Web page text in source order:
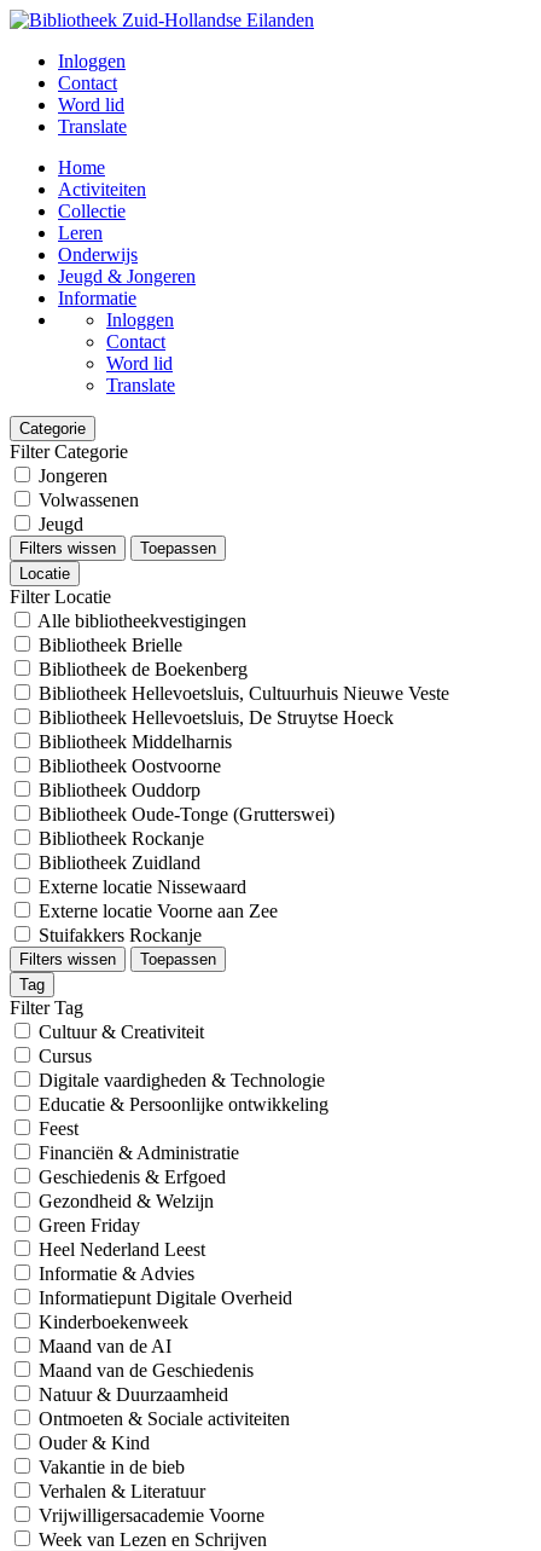
Inloggen
Contact
Word lid
Translate
Home
Activiteiten
Collectie
Leren
Onderwijs
Jeugd & Jongeren
Informatie
Inloggen
Contact
Word lid
Translate
Categorie
Filter Categorie
Jongeren
Volwassenen
Jeugd
Filters wissen
Toepassen
Locatie
Filter Locatie
Alle bibliotheekvestigingen
Bibliotheek Brielle
Bibliotheek de Boekenberg
Bibliotheek Hellevoetsluis, Cultuurhuis Nieuwe Veste
Bibliotheek Hellevoetsluis, De Struytse Hoeck
Bibliotheek Middelharnis
Bibliotheek Oostvoorne
Bibliotheek Ouddorp
Bibliotheek Oude-Tonge (Grutterswei)
Bibliotheek Rockanje
Bibliotheek Zuidland
Externe locatie Nissewaard
Externe locatie Voorne aan Zee
Stuifakkers Rockanje
Filters wissen
Toepassen
Tag
Filter Tag
Cultuur & Creativiteit
Cursus
Digitale vaardigheden & Technologie
Educatie & Persoonlijke ontwikkeling
Feest
Financiën & Administratie
Geschiedenis & Erfgoed
Gezondheid & Welzijn
Green Friday
Heel Nederland Leest
Informatie & Advies
Informatiepunt Digitale Overheid
Kinderboekenweek
Maand van de AI
Maand van de Geschiedenis
Natuur & Duurzaamheid
Ontmoeten & Sociale activiteiten
Ouder & Kind
Vakantie in de bieb
Verhalen & Literatuur
Vrijwilligersacademie Voorne
Week van Lezen en Schrijven